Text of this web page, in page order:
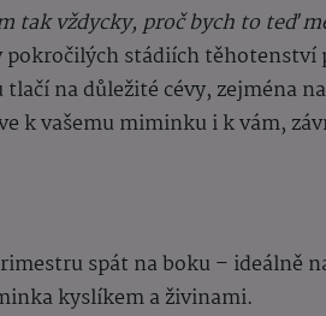
tak vždycky, proč bych to teď
pokročilých stádiích
na důležité cévy, zejména
k vašemu miminku i k vám,
spát na boku – ideálně
kyslíkem a živinami.